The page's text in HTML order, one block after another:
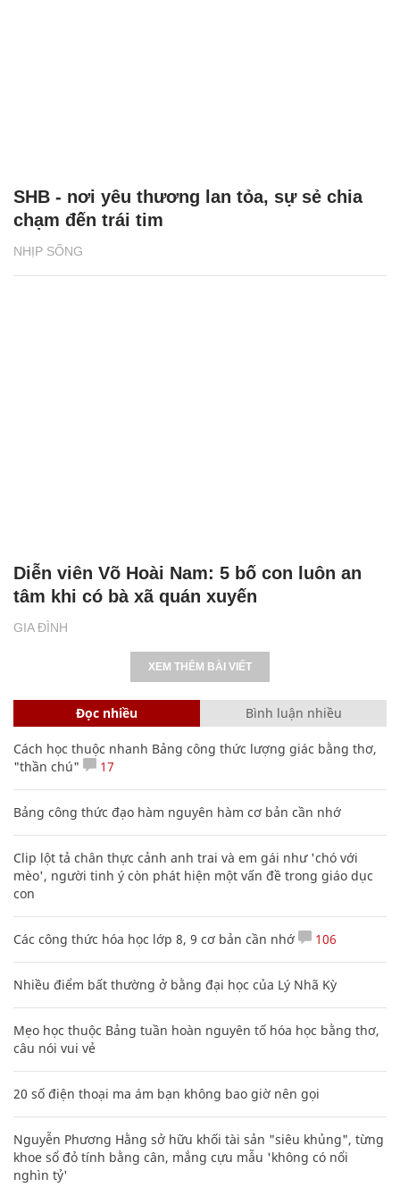
NHỊP SỐNG
SHB - nơi yêu thương lan tỏa, sự sẻ chia
chạm đến trái tim
GIA ĐÌNH
Diễn viên Võ Hoài Nam: 5 bố con luôn an
tâm khi có bà xã quán xuyến
XEM THÊM BÀI VIẾT
Đọc nhiều Bình luận nhiều
Cách học thuộc nhanh Bảng công thức lượng giác bằng thơ,
"thần chú"
17
Bảng công thức đạo hàm nguyên hàm cơ bản cần nhớ
Clip lột tả chân thực cảnh anh trai và em gái như 'chó với
mèo', người tinh ý còn phát hiện một vấn đề trong giáo dục
con
Các công thức hóa học lớp 8, 9 cơ bản cần nhớ 106
Nhiều điểm bất thường ở bằng đại học của Lý Nhã Kỳ
Mẹo học thuộc Bảng tuần hoàn nguyên tố hóa học bằng thơ,
câu nói vui vẻ
20 số điện thoại ma ám bạn không bao giờ nên gọi
Nguyễn Phương Hằng sở hữu khối tài sản "siêu khủng", từng
khoe sổ đỏ tính bằng cân, mắng cựu mẫu 'không có nổi
nghìn tỷ'